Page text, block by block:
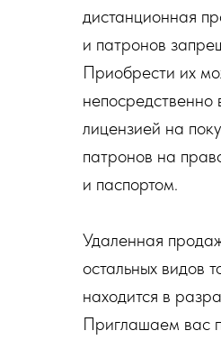
дистанционная
и патронов
Приобрести их
непосредственно
лицензией на
патронов на
и паспортом.
Удаленная
остальных видов
находится в
Приглашаем вас